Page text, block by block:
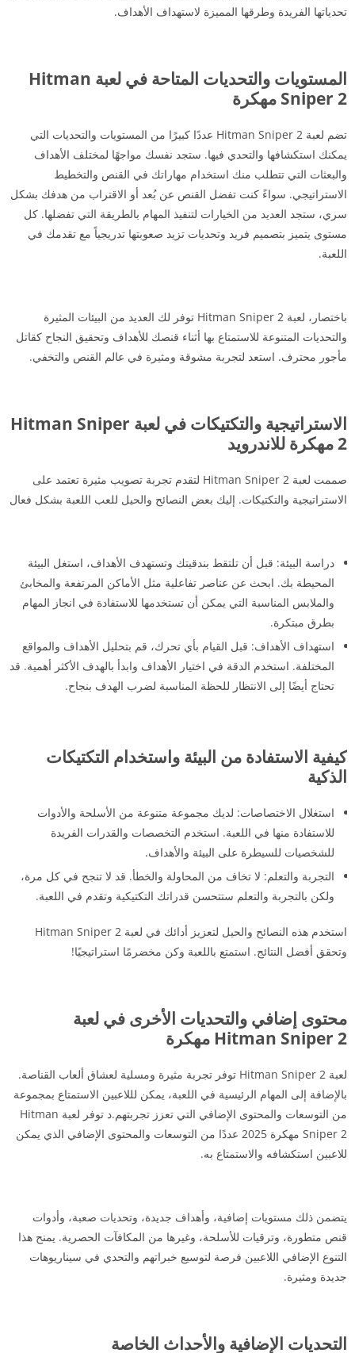
تحدياتها الفريدة وطرقها المميزة لاستهداف الأهداف.
المستويات والتحديات المتاحة في لعبة Hitman
Sniper 2 مهكرة
تضم لعبة Hitman Sniper 2 عددًا كبيرًا من المستويات والتحديات التي
يمكنك استكشافها والتحدي فيها. ستجد نفسك مواجهًا لمختلف الأهداف
والبعثات التي تتطلب منك استخدام مهاراتك في القنص والتخطيط
الاستراتيجي. سواءً كنت تفضل القنص عن بُعد أو الاقتراب من هدفك بشكل
سري، ستجد العديد من الخيارات لتنفيذ المهام بالطريقة التي تفضلها. كل
مستوى يتميز بتصميم فريد وتحديات تزيد صعوبتها تدريجياً مع تقدمك في
اللعبة.
باختصار، لعبة Hitman Sniper 2 توفر لك العديد من البيئات المثيرة
والتحديات المتنوعة للاستمتاع بها أثناء قنصك للأهداف وتحقيق النجاح كقاتل
مأجور محترف. استعد لتجربة مشوقة ومثيرة في عالم القنص والتخفي.
الاستراتيجية والتكتيكات في لعبة Hitman Sniper
2 مهكرة للاندرويد
صممت لعبة Hitman Sniper 2 لتقدم تجربة تصويب مثيرة تعتمد على
الاستراتيجية والتكتيكات. إليك بعض النصائح والحيل للعب اللعبة بشكل فعال
دراسة البيئة: قبل أن تلتقط بندقيتك وتستهدف الأهداف، استغل البيئة
المحيطة بك. ابحث عن عناصر تفاعلية مثل الأماكن المرتفعة والمخابئ
والملابس المناسبة التي يمكن أن تستخدمها للاستفادة في انجاز المهام
بطرق مبتكرة.
استهداف الأهداف: قبل القيام بأي تحرك، قم بتحليل الأهداف والمواقع
المختلفة. استخدم الدقة في اختيار الأهداف وابدأ بالهدف الأكثر أهمية. قد
تحتاج أيضًا إلى الانتظار للحظة المناسبة لضرب الهدف بنجاح.
كيفية الاستفادة من البيئة واستخدام التكتيكات
الذكية
استغلال الاختصاصات: لديك مجموعة متنوعة من الأسلحة والأدوات
للاستفادة منها في اللعبة. استخدم التخصصات والقدرات الفريدة
للشخصيات للسيطرة على البيئة والأهداف.
التجربة والتعلم: لا تخاف من المحاولة والخطأ. قد لا تنجح في كل مرة،
ولكن بالتجربة والتعلم ستتحسن قدراتك التكتيكية وتقدم في اللعبة.
استخدم هذه النصائح والحيل لتعزيز أدائك في لعبة Hitman Sniper 2
وتحقق أفضل النتائج. استمتع باللعبة وكن مخضرمًا استراتيجيًا!
محتوى إضافي والتحديات الأخرى في لعبة
Hitman Sniper 2 مهكرة
لعبة Hitman Sniper 2 توفر تجربة مثيرة ومسلية لعشاق ألعاب القناصة.
بالإضافة إلى المهام الرئيسية في اللعبة، يمكن لللاعبين الاستمتاع بمجموعة
من التوسعات والمحتوى الإضافي التي تعزز تجربتهم.د توفر لعبة Hitman
Sniper 2 مهكرة 2025 عددًا من التوسعات والمحتوى الإضافي الذي يمكن
للاعبين استكشافه والاستمتاع به.
يتضمن ذلك مستويات إضافية، وأهداف جديدة، وتحديات صعبة، وأدوات
قنص متطورة، وترقيات للأسلحة، وغيرها من المكافآت الحصرية. يمنح هذا
التنوع الإضافي اللاعبين فرصة لتوسيع خبراتهم والتحدي في سيناريوهات
جديدة ومثيرة.
التحديات الإضافية والأحداث الخاصة